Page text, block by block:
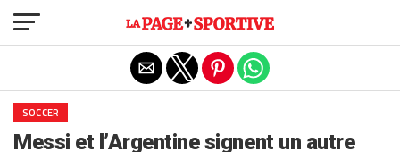
SOCCER
Messi et l’Argentine signent un autre
Exit mobile version